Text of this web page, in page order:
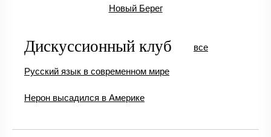
Новый Берег
Дискуссионный клуб
Русский язык в современном мире
Нерон высадился в Америке
все